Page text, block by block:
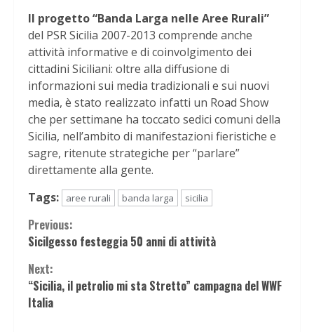
Il progetto “Banda Larga nelle Aree Rurali”
del PSR Sicilia 2007-2013 comprende anche
attività informative e di coinvolgimento dei
cittadini Siciliani: oltre alla diffusione di
informazioni sui media tradizionali e sui nuovi
media, è stato realizzato infatti un Road Show
che per settimane ha toccato sedici comuni della
Sicilia, nell’ambito di manifestazioni fieristiche e
sagre, ritenute strategiche per “parlare”
direttamente alla gente.
Tags:
aree rurali banda larga sicilia
Continue
Reading
Previous:
Sicilgesso festeggia 50 anni di attività
Next:
“Sicilia, il petrolio mi sta Stretto” campagna del WWF
Italia